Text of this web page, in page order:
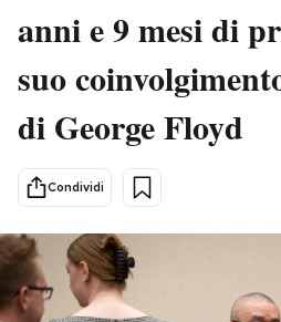
Tecnologia
Scienza
Cultura
Economia
Sport
PODCAST
anni e 9 mesi di
suo
di George Floyd
Condividi